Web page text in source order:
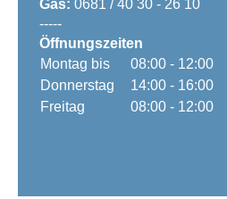
Gas: 0681 / 40 30 - 26 10
-----
Öffnungszeiten
Montag bis
08:00 - 12:00
Donnerstag
14:00 - 16:00
Freitag
08:00 - 12:00